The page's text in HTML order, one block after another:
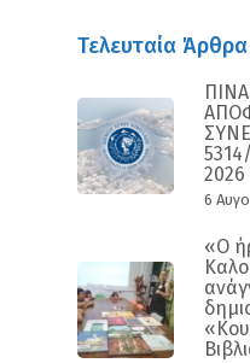
Τελευταία Άρθρα
2026
6
«Ο